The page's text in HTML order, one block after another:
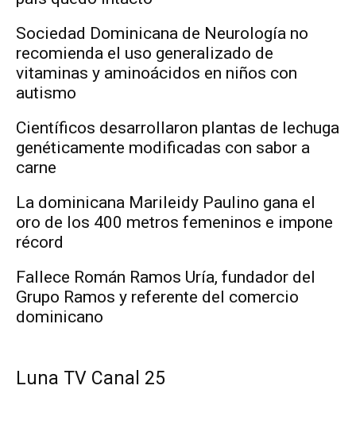
Sociedad Dominicana de Neurología no
recomienda el uso generalizado de
vitaminas y aminoácidos en niños con
autismo
Científicos desarrollaron plantas de lechuga
genéticamente modificadas con sabor a
carne
La dominicana Marileidy Paulino gana el
oro de los 400 metros femeninos e impone
récord
Fallece Román Ramos Uría, fundador del
Grupo Ramos y referente del comercio
dominicano
Luna TV Canal 25